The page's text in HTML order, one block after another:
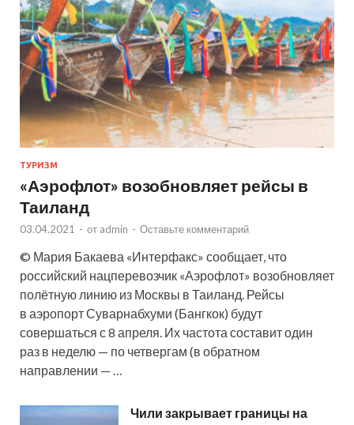
ТУРИЗМ
«Аэрофлот» возобновляет рейсы в
Таиланд
03.04.2021 - от admin - Оставьте комментарий
© Мария Бакаева «Интерфакс» сообщает, что
российский нацперевозчик «Аэрофлот» возобновляет
полётную линию из Москвы в Таиланд. Рейсы
в аэропорт Суварнабхуми (Бангкок) будут
совершаться с 8 апреля. Их частота составит один
раз в неделю — по четвергам (в обратном
направлении — …
Чили закрывает границы на